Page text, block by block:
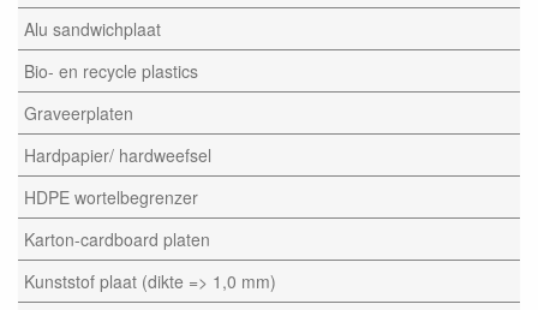
Alu sandwichplaat
Bio- en recycle plastics
Graveerplaten
Hardpapier/ hardweefsel
HDPE wortelbegrenzer
Karton-cardboard platen
Kunststof plaat (dikte => 1,0 mm)